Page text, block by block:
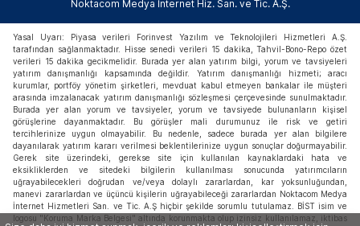
Noktacom Medya İnternet Hiz. San. ve Tic. A.Ş.
Yasal Uyarı: Piyasa verileri Forinvest Yazılım ve Teknolojileri Hizmetleri A.Ş.
tarafından sağlanmaktadır. Hisse senedi verileri 15 dakika, Tahvil-Bono-Repo özet
verileri 15 dakika gecikmelidir. Burada yer alan yatırım bilgi, yorum ve tavsiyeleri
yatırım danışmanlığı kapsamında değildir. Yatırım danışmanlığı hizmeti; aracı
kurumlar, portföy yönetim şirketleri, mevduat kabul etmeyen bankalar ile müşteri
arasında imzalanacak yatırım danışmanlığı sözleşmesi çerçevesinde sunulmaktadır.
Burada yer alan yorum ve tavsiyeler, yorum ve tavsiyede bulunanların kişisel
görüşlerine dayanmaktadır. Bu görüşler mali durumunuz ile risk ve getiri
tercihlerinize uygun olmayabilir. Bu nedenle, sadece burada yer alan bilgilere
dayanılarak yatırım kararı verilmesi beklentilerinize uygun sonuçlar doğurmayabilir.
Gerek site üzerindeki, gerekse site için kullanılan kaynaklardaki hata ve
eksikliklerden ve sitedeki bilgilerin kullanılması sonucunda yatırımcıların
uğrayabilecekleri doğrudan ve/veya dolaylı zararlardan, kar yoksunluğundan,
manevi zararlardan ve üçüncü kişilerin uğrayabileceği zararlardan Noktacom Medya
İnternet Hizmetleri San. ve Tic. A.Ş hiçbir şekilde sorumlu tutulamaz. BİST isim ve
logosu "Koruma Marka Belgesi" altında korunmakta olup izinsiz kullanılamaz, iktibas